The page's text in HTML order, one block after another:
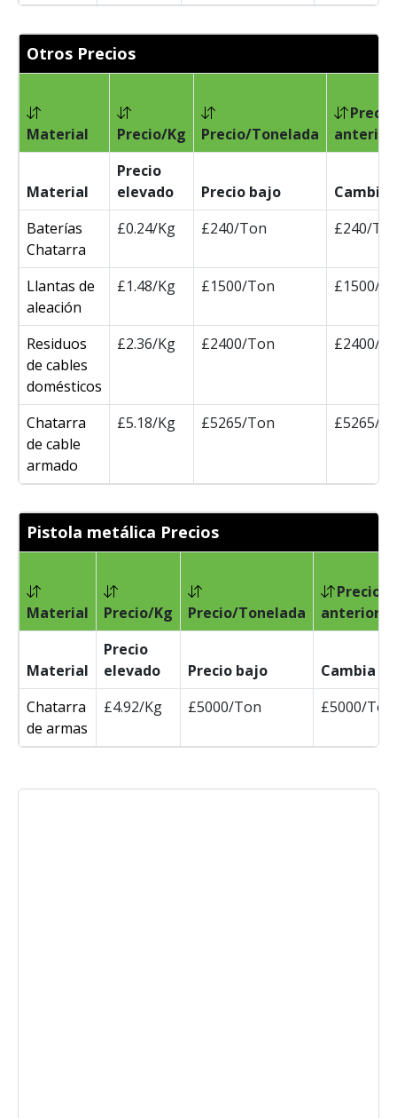
Otros Precios
Material Precio/Kg Precio/Tonelada
Precio
Material
Precio
elevado
Precio bajo
Cambia
Baterías
Chatarra
£0.24/Kg £240/Ton £240/
Llantas de
aleación
£1.48/Kg £1500/Ton £1500/
Residuos
de cables
domésticos
£2.36/Kg £2400/Ton £2400/
Chatarra
de cable
armado
£5.18/Kg £5265/Ton £5265/
Pistola metálica Precios
Material Precio/Kg Precio/Tonelada
Precio
anterior/
Material
Precio
elevado
Precio bajo
Cambia
Chatarra
de armas
£4.92/Kg £5000/Ton £5000/Ton